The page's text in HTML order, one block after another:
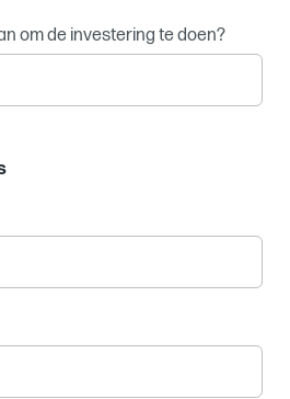
om de investering te doen?